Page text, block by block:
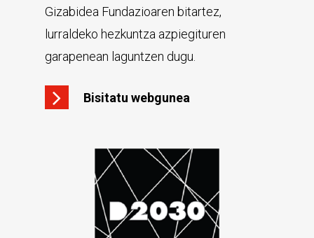
Gizabidea Fundazioaren bitartez,
lurraldeko hezkuntza azpiegituren
garapenean laguntzen dugu.
Bisitatu webgunea